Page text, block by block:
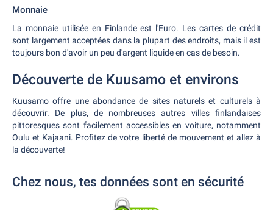
Monnaie
La monnaie utilisée en Finlande est l'Euro. Les cartes de crédit
sont largement acceptées dans la plupart des endroits, mais il est
toujours bon d'avoir un peu d'argent liquide en cas de besoin.
Découverte de Kuusamo et environs
Kuusamo offre une abondance de sites naturels et culturels à
découvrir. De plus, de nombreuses autres villes finlandaises
pittoresques sont facilement accessibles en voiture, notamment
Oulu et Kajaani. Profitez de votre liberté de mouvement et allez à
la découverte!
Chez nous, tes données sont en sécurité